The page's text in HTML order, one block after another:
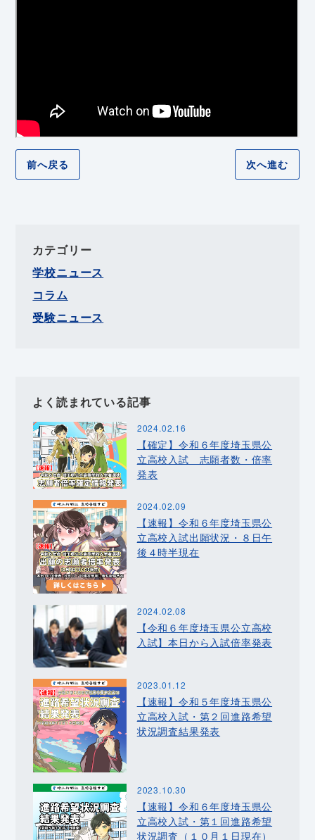
前へ戻る 次へ進む
カテゴリー
学校ニュース
コラム
受験ニュース
よく読まれている記事
2024.02.16
【確定】令和６年度埼玉県公
立高校入試 志願者数・倍率
発表
2024.02.09
【速報】令和６年度埼玉県公
立高校入試出願状況・８日午
後４時半現在
2024.02.08
【令和６年度埼玉県公立高校
入試】本日から入試倍率発表
2023.01.12
【速報】令和５年度埼玉県公
立高校入試・第２回進路希望
状況調査結果発表
2023.10.30
【速報】令和６年度埼玉県公
立高校入試・第１回進路希望
状況調査（１０月１日現在）